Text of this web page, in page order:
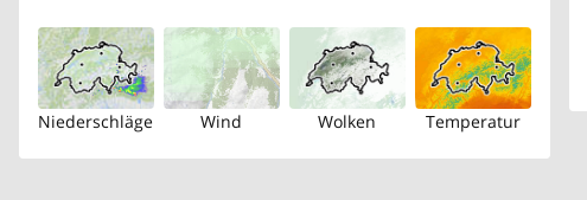
Niederschläge Wind Wolken Temperatur